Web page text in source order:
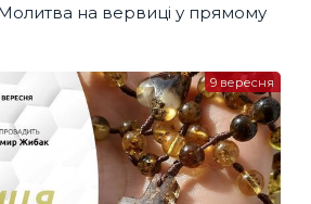
на вервиці у прямому
9 вересня